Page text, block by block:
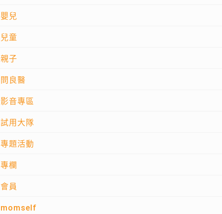
嬰兒
兒童
親子
問良醫
影音專區
試用大隊
專題活動
專欄
會員
momself